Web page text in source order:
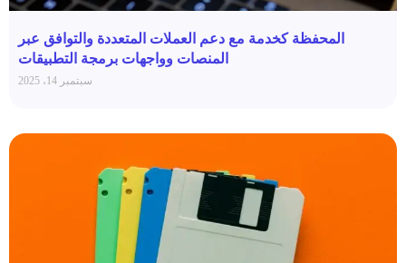
المحفظة كخدمة مع دعم العملات المتعددة والتوافق عبر
المنصات وواجهات برمجة التطبيقات
سبتمبر 14، 2025